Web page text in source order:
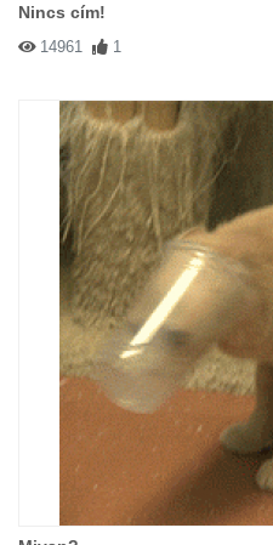
Nincs cím!
14961 1